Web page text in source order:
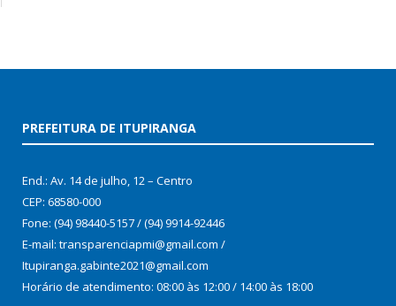
PREFEITURA DE ITUPIRANGA
End.: Av. 14 de julho, 12 – Centro
CEP: 68580-000
Fone: (94) 98440-5157 / (94) 9914-92446
E-mail: transparenciapmi@gmail.com /
Itupiranga.gabinte2021@gmail.com
Horário de atendimento: 08:00 às 12:00 / 14:00 às 18:00